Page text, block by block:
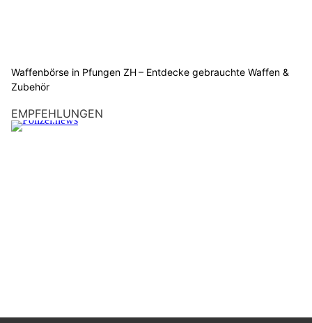
Waffenbörse in Pfungen ZH – Entdecke gebrauchte Waffen &
Zubehör
EMPFEHLUNGEN